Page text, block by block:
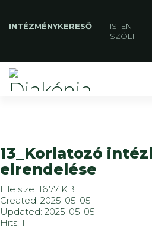
INTÉZMÉNYKERESŐ
ISTEN
SZÓLT
13_Korlatozó
elrendelése
File size: 16.77 KB
Created: 2025-05-05
Updated: 2025-05-05
Hits: 1